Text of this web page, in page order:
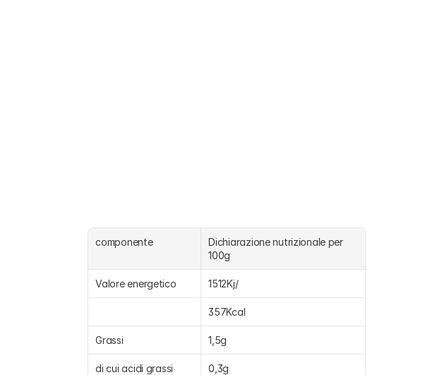
componente
Dichiarazione nutrizionale per
100g
Valore energetico 1512Kj/
357Kcal
Grassi 1,5g
di cui acidi grassi
0,3g